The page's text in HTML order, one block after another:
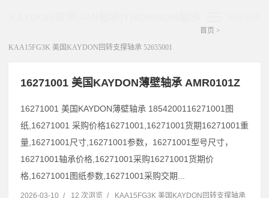
首页 >
KAA15FG3K 美国KAYDON回转支撑轴承 52655001
16271001 美国KAYDON薄壁轴承 AMR0101Z
16271001 美国KAYDON薄壁轴承 1854200116271001图
纸,16271001 采购价格16271001,16271001货期16271001重
量,16271001尺寸,16271001参数，16271001型号尺寸，
16271001轴承价格,16271001采购16271001货期价
格,16271001图纸参数,16271001采购交期...
2026-03-10 / 12 次浏览 /
KAA15FG3K 美国KAYDON回转支撑轴承